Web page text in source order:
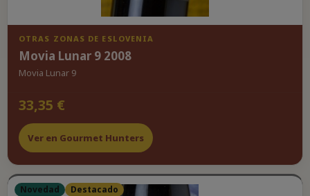
OTRAS ZONAS DE ESLOVENIA
Movia Lunar 9 2008
Movia Lunar 9
33,35 €
Ver en Gourmet Hunters
Novedad Destacado